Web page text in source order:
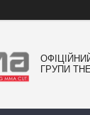
ГРУПИ